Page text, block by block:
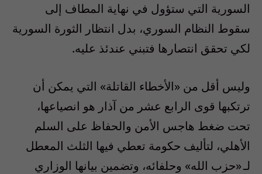
السورية التي ستؤول في نهاية المطاف إلى
سقوط النظام السوري، بدل انتظار الثورة السورية
لكي تحقق انتصارها فتبني عندئذ عليه.
وليس أقل من «الأخطاء القاتلة» التي يمكن أن
ترتكبها قوى الرابع عشر من آذار هو انصياعها،
تحت ضغط هاجس الأمن والحفاظ على السلم
الأهلي، لتأليف حكومة تعطي فيها الثلث المعطل
لـ «حزب الله» وحلفائه، وتضمين بيانها الوزاري